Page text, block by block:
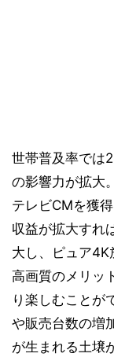
世帯普及率では
の影響力が拡大
テレビCMを獲
収益が拡大すれ
大し、ピュア4K
高画質のメリッ
り楽しむことが
や販売台数の増
が生まれる土壌